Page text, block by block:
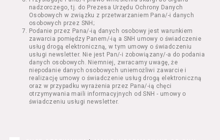
§ 2 Postanowienia ogólne
Regulamin określa zasady:
świadczenia Usługobiorcom Usług przez
Usługodawcę, z zastrzeżeniem usług, o
których mowa w ust. 2 pkt 4 i 5 poniżej,
których zasady świadczenia w zakresie
nieuregulowanym w Regulaminie precyzują
odrębne regulaminy,
przetwarzania przez Usługodawcę danych
nadzorczego, tj. do Prezesa Urzędu Ochrony Danych
Osobowych w związku z przetwarzaniem Pana/-i danych
osobowych przez SNH;
Podanie przez Pana/-ią danych osobowy jest warunkiem
zawarcia pomiędzy Panem/-ią a SNH umowy o świadczenie
usług drogą elektroniczną, w tym umowy o świadczeniu
usługi newsletter. Nie jest Pan/-i zobowiązany/-a do podania
danych osobowych. Niemniej, zwracamy uwagę, że
niepodanie danych osobowych uniemożliwi zawarcie i
realizację umowy o świadczenie usług drogą elektroniczną
oraz w przypadku wyrażenia przez Pana/-ią chęci
otrzymywania maili informacyjnych od SNH - umowy o
świadczeniu usługi newsletter.